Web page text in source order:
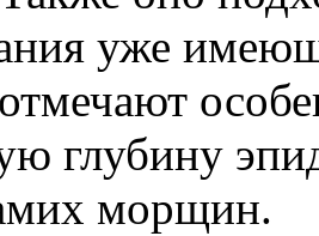
уже
глубину
морщин.